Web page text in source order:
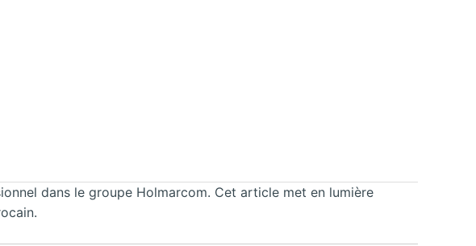
dans le groupe Holmarcom. Cet article met en lumière